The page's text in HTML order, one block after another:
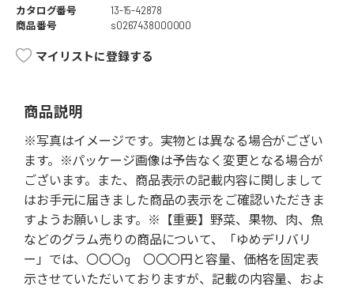
カタログ番号
13-15-42878
商品番号
s0267438000000
マイリストに登録する
商品説明
※写真はイメージです。実物とは異なる場合がござい
ます。※パッケージ画像は予告なく変更となる場合が
ございます。また、商品表示の記載内容に関しまして
はお手元に届きました商品の表示をご確認いただきま
すようお願いします。※【重要】野菜、果物、肉、魚
などのグラム売りの商品について、「ゆめデリバリ
ー」では、〇〇〇g 〇〇〇円と容量、価格を固定表
示させていただいておりますが、記載の内容量、およ